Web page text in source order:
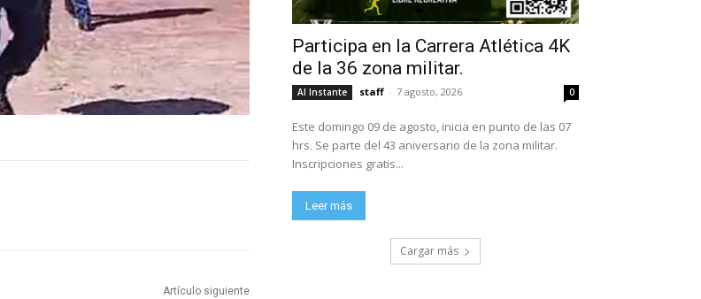
Artículo siguiente
Participa en la Carrera Atlética 4K
de la 36 zona militar.
Al Instante staff - 7 agosto, 2026 0
Este domingo 09 de agosto, inicia en punto de las 07
hrs. Se parte del 43 aniversario de la zona militar.
Inscripciones gratis...
Leer más
Cargar más